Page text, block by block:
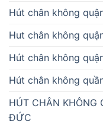
Hút chân không
Hut chân không
Hút chân không
Hút chân không
HÚT CHÂN KHÔNG
ĐỨC